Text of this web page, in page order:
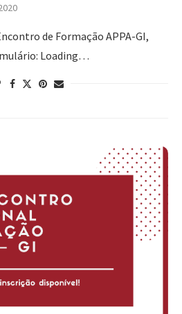
de Formação APPA-GI,
Loading…